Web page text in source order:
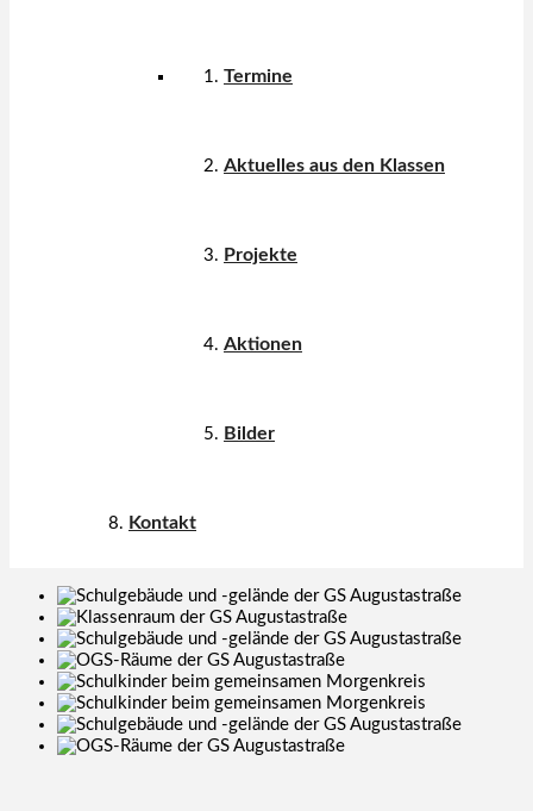
Termine
Aktuelles aus den Klassen
Projekte
Aktionen
Bilder
Kontakt